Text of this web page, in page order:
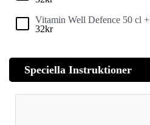
Vitamin Well Defence 50 cl +
32kr
Speciella Instruktioner